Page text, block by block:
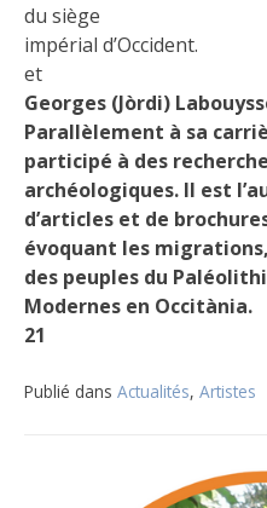
du siège
impérial d’Occident.
et
Georges (Jòrdi)
Parallèlement à sa
participé à des
archéologiques. Il est
d’articles et de
évoquant les
des peuples du
Modernes en Occitània.
21
Publié dans Actualités, Artistes